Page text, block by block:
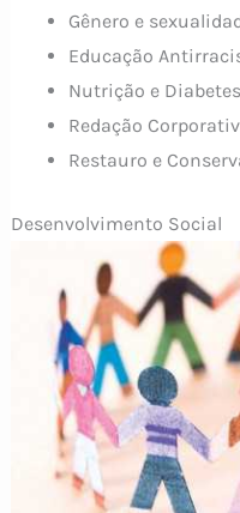
Gênero e
Educação
Nutrição e
Redação
Restauro e
Desenvolvimento Social